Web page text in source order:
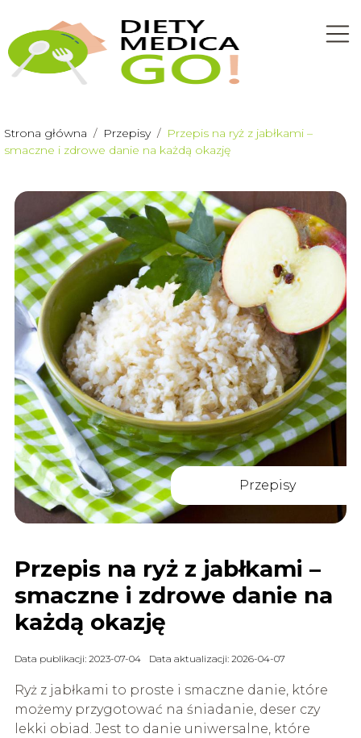
Strona główna / Przepisy / Przepis na ryż z jabłkami –
smaczne i zdrowe danie na każdą okazję
Przepisy
Przepis na ryż z jabłkami –
smaczne i zdrowe danie na
każdą okazję
Data publikacji: 2023-07-04 Data aktualizacji: 2026-04-07
Ryż z jabłkami to proste i smaczne danie, które
możemy przygotować na śniadanie, deser czy
lekki obiad. Jest to danie uniwersalne, które